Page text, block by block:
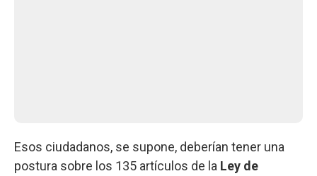
Esos ciudadanos, se supone, deberían tener una
postura sobre los 135 artículos de la Ley de